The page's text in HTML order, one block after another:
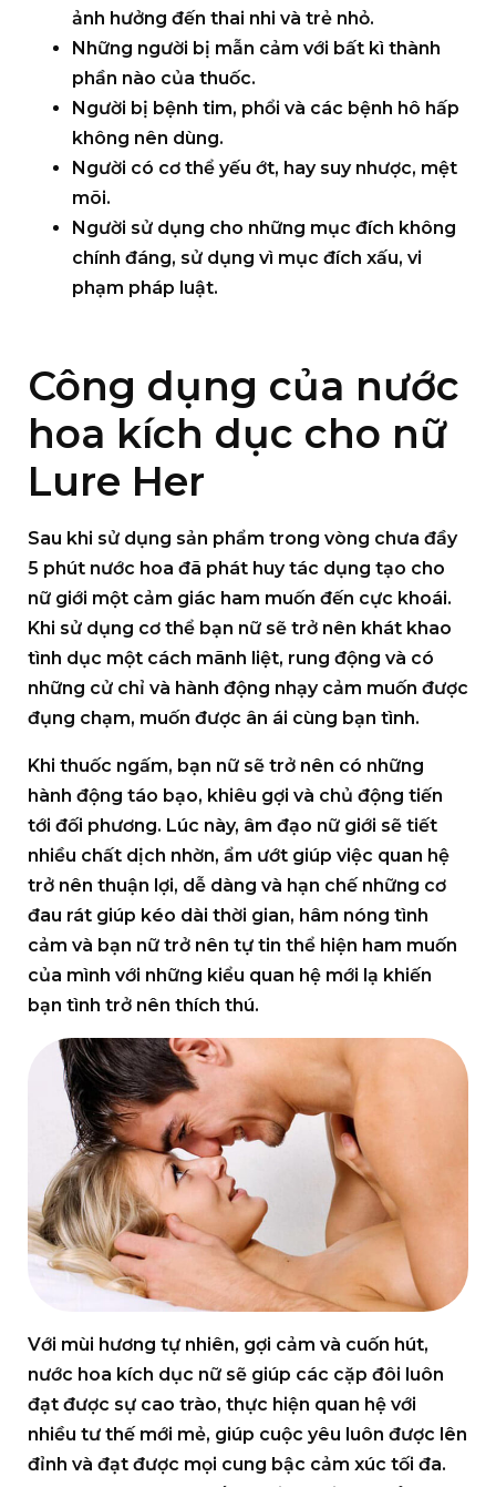
ảnh hưởng đến thai nhi và trẻ nhỏ.
Những người bị mẫn cảm với bất kì thành
phần nào của thuốc.
Người bị bệnh tim, phổi và các bệnh hô hấp
không nên dùng.
Người có cơ thể yếu ớt, hay suy nhược, mệt
mõi.
Người sử dụng cho những mục đích không
chính đáng, sử dụng vì mục đích xấu, vi
phạm pháp luật.
Công dụng của nước
hoa kích dục cho nữ
Lure Her
Sau khi sử dụng sản phẩm trong vòng chưa đầy
5 phút nước hoa đã phát huy tác dụng tạo cho
nữ giới một cảm giác ham muốn đến cực khoái.
Khi sử dụng cơ thể bạn nữ sẽ trở nên khát khao
tình dục một cách mãnh liệt, rung động và có
những cử chỉ và hành động nhạy cảm muốn được
đụng chạm, muốn được ân ái cùng bạn tình.
Khi thuốc ngấm, bạn nữ sẽ trở nên có những
hành động táo bạo, khiêu gợi và chủ động tiến
tới đối phương. Lúc này, âm đạo nữ giới sẽ tiết
nhiều chất dịch nhờn, ẩm ướt giúp việc quan hệ
trở nên thuận lợi, dễ dàng và hạn chế những cơ
đau rát giúp kéo dài thời gian, hâm nóng tình
cảm và bạn nữ trở nên tự tin thể hiện ham muốn
của mình với những kiểu quan hệ mới lạ khiến
bạn tình trở nên thích thú.
Với mùi hương tự nhiên, gợi cảm và cuốn hút,
nước hoa kích dục nữ sẽ giúp các cặp đôi luôn
đạt được sự cao trào, thực hiện quan hệ với
nhiều tư thế mới mẻ, giúp cuộc yêu luôn được lên
đỉnh và đạt được mọi cung bậc cảm xúc tối đa.